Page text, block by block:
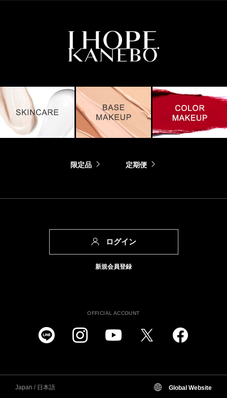
限定品 定期便
ログイン
新規会員登録
OFFICIAL ACCOUNT
Japan / 日本語 Global Website